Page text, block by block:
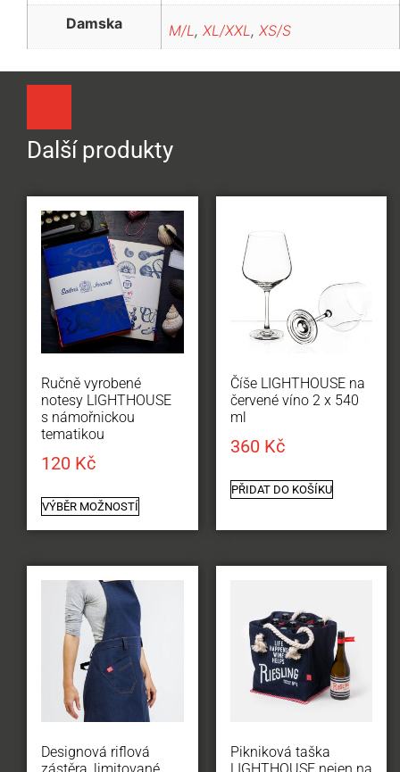
Další produkty
Ručně vyrobené
notesy LIGHTHOUSE
s námořnickou
tematikou
120 Kč
VÝBĚR MOŽNOSTÍ
Číše LIGHTHOUSE na
červené víno 2 x 540
ml
360 Kč
PŘIDAT DO KOŠÍKU
Designová riflová
Pikniková taška
Damska M/L , XL/XXL , XS/S